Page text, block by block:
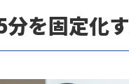
を固定化